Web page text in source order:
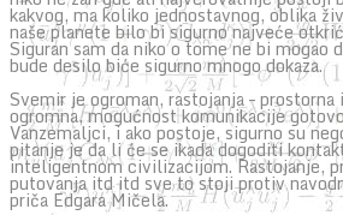
kakvog, ma koliko jednostavnog, oblika
naše planete bilo bi sigurno najveće
Siguran sam da niko o tome ne bi mogao
bude desilo biće sigurno mnogo dokaza.
Svemir je ogroman, rastojanja – prostorna
ogromna, mogućnost komunikacije
Vanzemaljci, i ako postoje, sigurno su
pitanje je da li će se ikada dogoditi
inteligentnom civilizacijom. Rastojanje,
putovanja itd itd sve to stoji protiv
priča Edgara Mičela.